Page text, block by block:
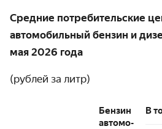
Средние потребительские
автомобильный бензин и
мая 2026 года
(рублей за литр)
Бензин
автомо-
В